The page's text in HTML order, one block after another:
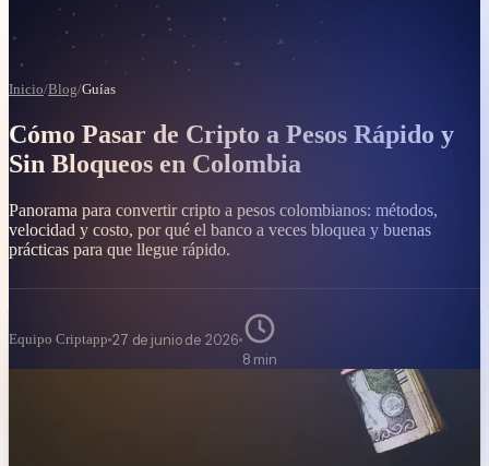
Blog y guías
Términos y legal
Quiénes somos
Inicio/Blog/Guías
Cómo Pasar de Cripto a Pesos Rápido y
Sin Bloqueos en Colombia
Panorama para convertir cripto a pesos colombianos: métodos,
velocidad y costo, por qué el banco a veces bloquea y buenas
prácticas para que llegue rápido.
Equipo Criptapp 27 de junio de 2026
8 min